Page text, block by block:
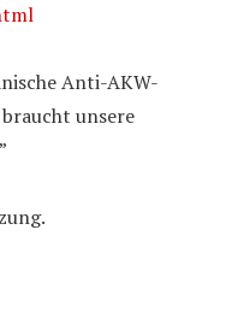
Anti-AKW-
unsere